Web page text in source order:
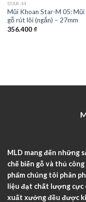
STAR-M
Mũi Khoan Star-M 05: Mũi
gỗ rút lõi (ngắn) – 27mm
356.400₫
MLD mang đến những
chế biến gỗ và thủ
phẩm chúng tôi phân
liệu đạt chất lượng cực
xuất xưởng đều được